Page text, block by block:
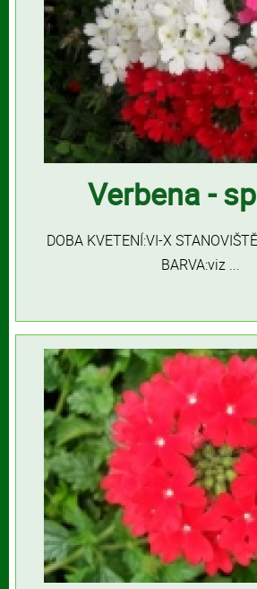
Verbena -
DOBA KVETENÍ:VI-X
BARVA:viz ...